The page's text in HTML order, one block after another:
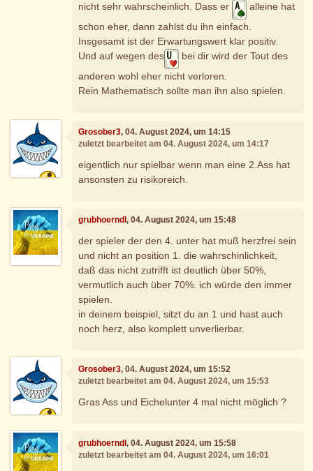
nicht sehr wahrscheinlich. Dass er
alleine hat
schon eher, dann zahlst du ihn einfach.
Insgesamt ist der Erwartungswert klar positiv.
Und auf wegen des
bei dir wird der Tout des
anderen wohl eher nicht verloren.
Rein Mathematisch sollte man ihn also spielen.
Grosober3, 04. August 2024, um 14:15
zuletzt bearbeitet am 04. August 2024, um 14:17
eigentlich nur spielbar wenn man eine 2.Ass hat
ansonsten zu risikoreich.
grubhoerndl, 04. August 2024, um 15:48
der spieler der den 4. unter hat muß herzfrei sein
und nicht an position 1. die wahrschinlichkeit,
daß das nicht zutrifft ist deutlich über 50%,
vermutlich auch über 70%. ich würde den immer
spielen.
in deinem beispiel, sitzt du an 1 und hast auch
noch herz, also komplett unverlierbar.
Grosober3, 04. August 2024, um 15:52
zuletzt bearbeitet am 04. August 2024, um 15:53
Gras Ass und Eichelunter 4 mal nicht möglich ?
grubhoerndl, 04. August 2024, um 15:58
zuletzt bearbeitet am 04. August 2024, um 16:01